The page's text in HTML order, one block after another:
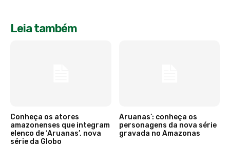
Leia também
Conheça os atores
amazonenses que integram
elenco de ‘Aruanas’, nova
série da Globo
Aruanas’: conheça os
personagens da nova série
gravada no Amazonas